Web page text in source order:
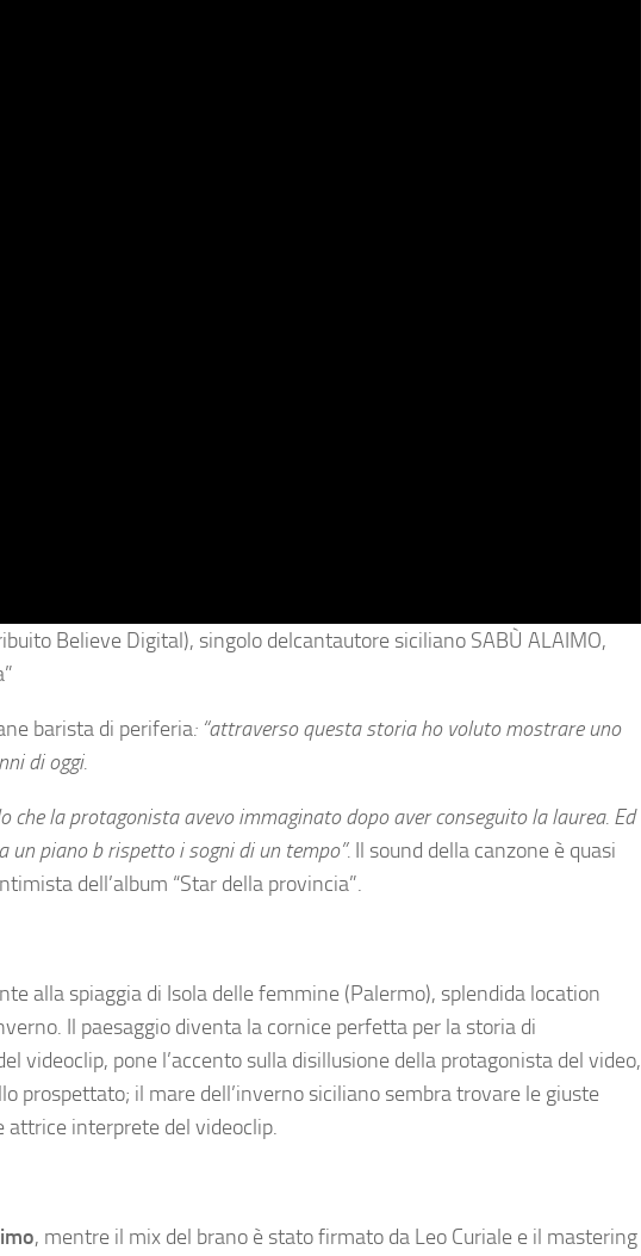
Believe Digital), singolo delcantautore siciliano SABÙ ALAIMO,
barista di periferia: “attraverso questa storia ho voluto mostrare uno
di oggi.
la protagonista avevo immaginato dopo aver conseguito la laurea. Ed
un piano b rispetto i sogni di un tempo”. Il sound della canzone è quasi
dell’album “Star della provincia”.
alla spiaggia di Isola delle femmine (Palermo), splendida location
Il paesaggio diventa la cornice perfetta per la storia di
videoclip, pone l’accento sulla disillusione della protagonista del video,
prospettato; il mare dell’inverno siciliano sembra trovare le giuste
attrice interprete del videoclip.
, mentre il mix del brano è stato firmato da Leo Curiale e il mastering